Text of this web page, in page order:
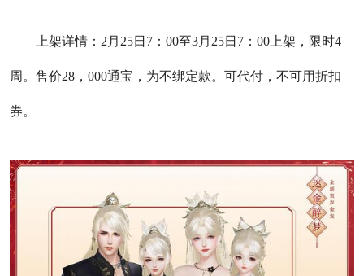
上架详情：2月25日7：00至3月25日7：00上架，限时4
周。售价28，000通宝，为不绑定款。可代付，不可用折扣
券。